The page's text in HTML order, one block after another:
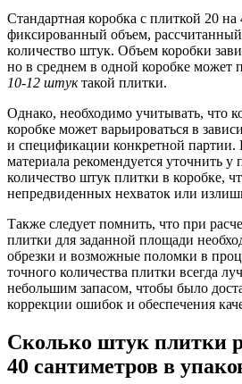
Стандартная коробка с плиткой 20 на
фиксированный объем,
количество штук. Объем коробки
но в среднем в одной коробке может
10-12 штуктакой плитки.
Однако, необходимо учитывать, что
коробке может варьироваться в
и спецификации конкретной партии.
материала рекомендуется уточнить у
количество штук плитки в коробке,
непредвиденных нехваток или
Также следует помнить, что при
плитки для заданной площади
обрезки и возможные поломки в
точного количества плитки всегда
небольшим запасом, чтобы было
коррекции ошибок и обеспечения
Сколько штук плитки
40 сантиметров в